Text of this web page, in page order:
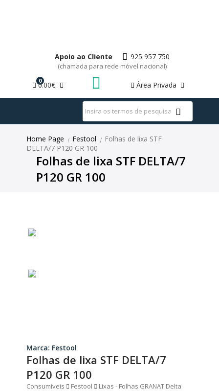
WhatsApp
Apoio ao Cliente 925 957 750
(chamada para rede móvel nacional)
Área Privada
0
0.00€
Home Page | Festool | Folhas de lixa STF
DELTA/7 P120 GR 100
Folhas de lixa STF DELTA/7
P120 GR 100
Marca: Festool
Folhas de lixa STF DELTA/7
P120 GR 100
Consumíveis Festool
Lixas - Folhas GRANAT Delta